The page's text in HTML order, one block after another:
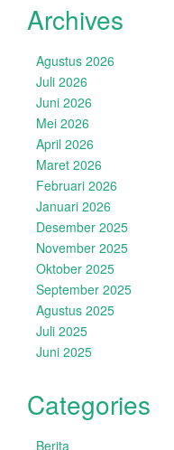
Archives
Agustus 2026
Juli 2026
Juni 2026
Mei 2026
April 2026
Maret 2026
Februari 2026
Januari 2026
Desember 2025
November 2025
Oktober 2025
September 2025
Agustus 2025
Juli 2025
Juni 2025
Categories
Berita